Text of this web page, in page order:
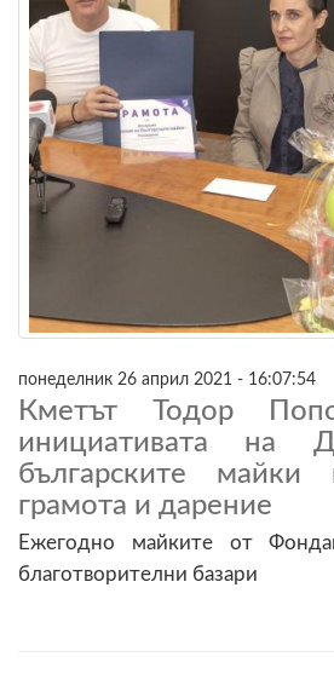
понеделник 26 април 2021 - 16:07:54
Кметът Тодор
инициативата на
българските
грамота и дарение
Ежегодно майките от
благотворителни базари